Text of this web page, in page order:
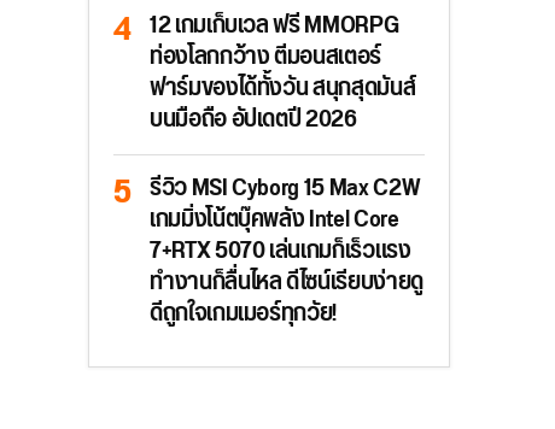
12 เกมเก็บเวล ฟรี MMORPG
ท่องโลกกว้าง ตีมอนสเตอร์
ฟาร์มของได้ทั้งวัน สนุกสุดมันส์
บนมือถือ อัปเดตปี 2026
รีวิว MSI Cyborg 15 Max C2W
เกมมิ่งโน้ตบุ๊คพลัง Intel Core
7+RTX 5070 เล่นเกมก็เร็วแรง
ทำงานก็ลื่นไหล ดีไซน์เรียบง่ายดู
ดีถูกใจเกมเมอร์ทุกวัย!